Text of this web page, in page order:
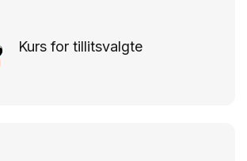
Kurs for tillitsvalgte